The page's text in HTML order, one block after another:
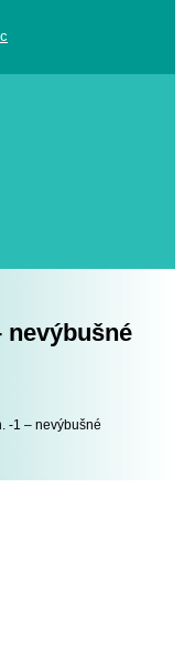
nevýbušné
-1 – nevýbušné